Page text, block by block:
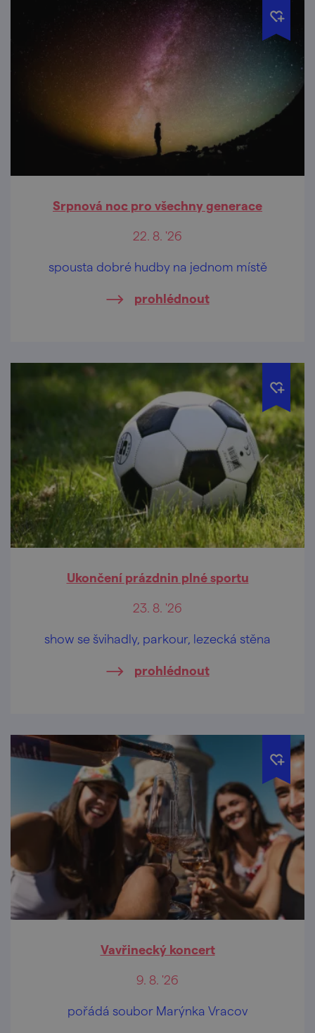
Srpnová noc pro všechny generace
22. 8. '26
spousta dobré hudby na jednom místě
prohlédnout
Ukončení prázdnin plné sportu
23. 8. '26
show se švihadly, parkour, lezecká stěna
prohlédnout
Vavřinecký koncert
9. 8. '26
pořádá soubor Marýnka Vracov